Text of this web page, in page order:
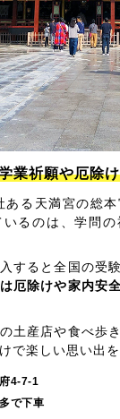
業祈願や厄除
る天満宮の総
るのは、学問
すると全国の受
厄除けや家内安
土産店や食べ歩
で楽しい思い出
4-7-1
で下車